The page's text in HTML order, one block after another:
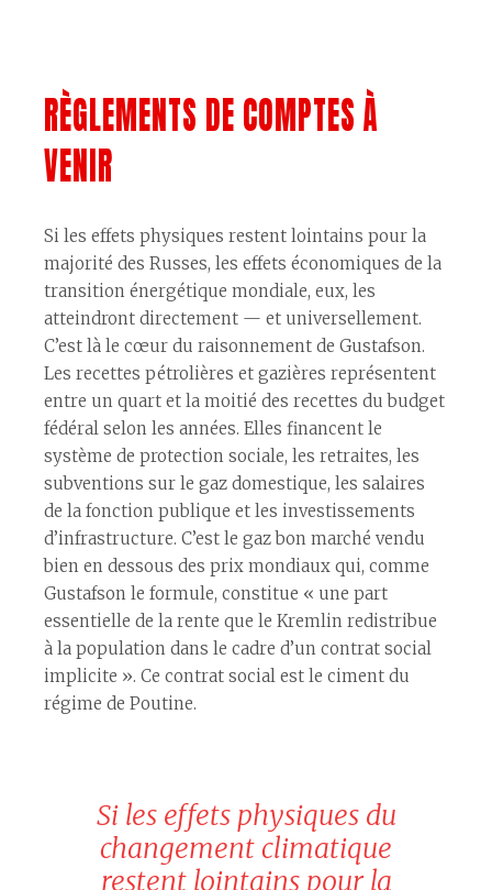
RÈGLEMENTS DE COMPTES À
VENIR
Si les effets physiques restent lointains pour la
majorité des Russes, les effets économiques de la
transition énergétique mondiale, eux, les
atteindront directement — et universellement.
C’est là le cœur du raisonnement de Gustafson.
Les recettes pétrolières et gazières représentent
entre un quart et la moitié des recettes du budget
fédéral selon les années. Elles financent le
système de protection sociale, les retraites, les
subventions sur le gaz domestique, les salaires
de la fonction publique et les investissements
d’infrastructure. C’est le gaz bon marché vendu
bien en dessous des prix mondiaux qui, comme
Gustafson le formule, constitue « une part
essentielle de la rente que le Kremlin redistribue
à la population dans le cadre d’un contrat social
implicite ». Ce contrat social est le ciment du
régime de Poutine.
Si les effets physiques du
changement climatique
restent lointains pour la